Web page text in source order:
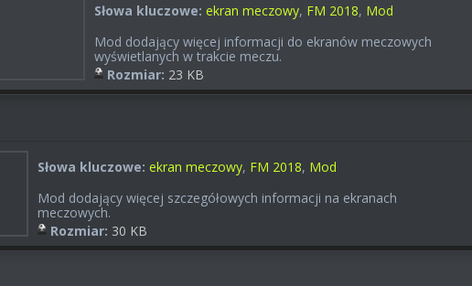
Słowa kluczowe: ekran meczowy, FM 2018, Mod
Mod dodający więcej informacji do ekranów meczowych
wyświetlanych w trakcie meczu.
Rozmiar: 23 KB
Słowa kluczowe: ekran meczowy, FM 2018, Mod
Mod dodający więcej szczegółowych informacji na ekranach
meczowych.
Rozmiar: 30 KB